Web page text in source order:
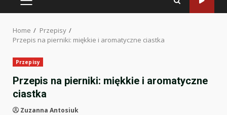
PRIMARY
Home
Przepisy
Przepis na pierniki: miękkie i aromatyczne ciastka
Przepisy
Przepis na pierniki: miękkie i aromatyczne
ciastka
Zuzanna Antosiuk